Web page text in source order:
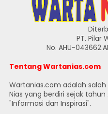
PT. Pilar
No. AHU-
Tentang Wartanias.com
Wartanias.com adalah
Nias yang berdiri sejak
"Informasi dan Inspirasi".